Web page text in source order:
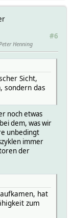
#6
Henning
Sicht,
sondern das
noch etwas
dem, was wir
unbedingt
immer
der
hat
zum